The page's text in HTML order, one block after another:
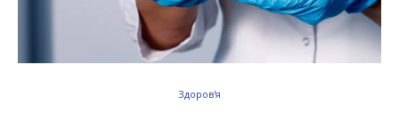
Здоров'я